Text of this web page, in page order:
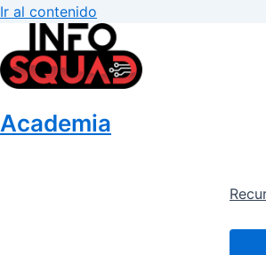
Ir al contenido
Academia